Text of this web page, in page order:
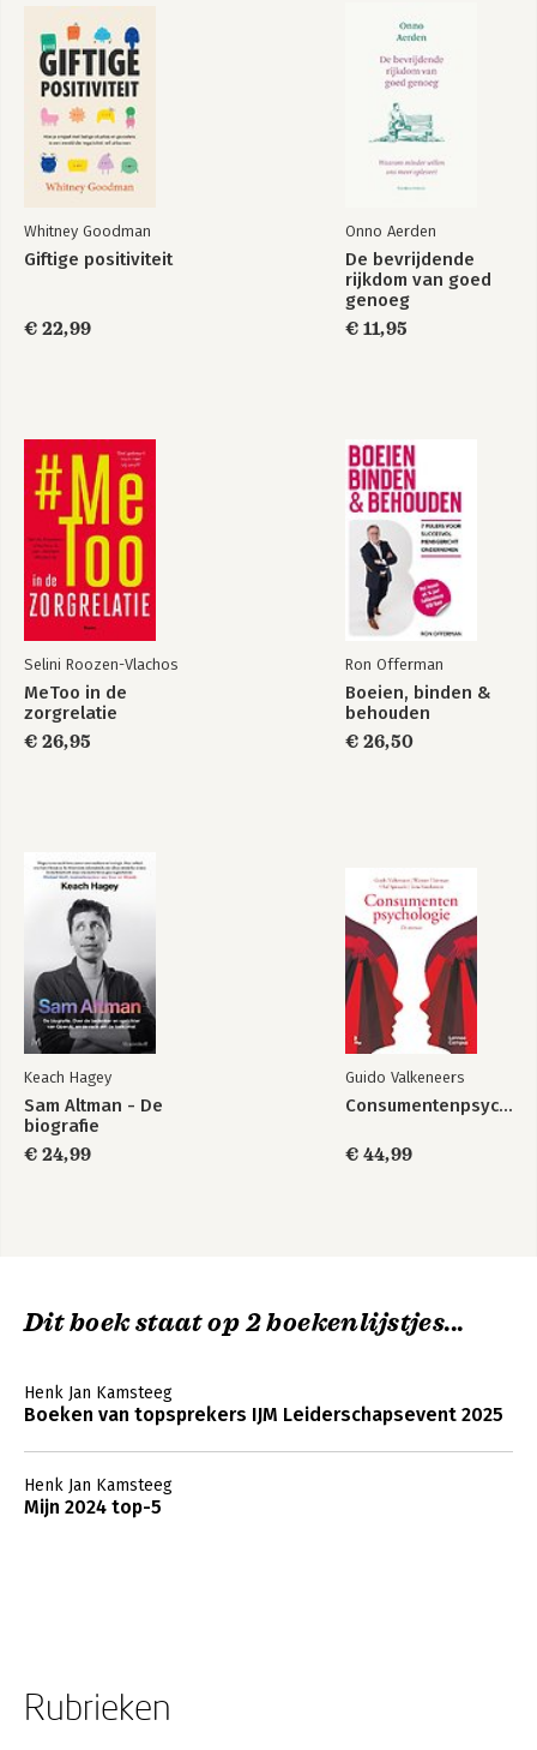
De power van een
Contentbijbel
Noten 197
Whitney Goodman
Giftige positiviteit
€ 22,99
Onno Aerden
De bevrijdende
rijkdom van goed
genoeg
€ 11,95
Selini Roozen-Vlachos
MeToo in de
zorgrelatie
€ 26,95
Ron Offerman
Boeien, binden &
behouden
€ 26,50
Keach Hagey
Sam Altman - De
biografie
€ 24,99
Guido Valkeneers
Consumentenpsychologie
€ 44,99
Dit boek staat op 2 boekenlijstjes...
Henk Jan Kamsteeg
Boeken van topsprekers IJM Leiderschapsevent 2025
Henk Jan Kamsteeg
Mijn 2024 top-5
Rubrieken